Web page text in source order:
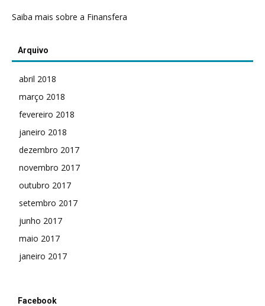
Saiba mais sobre a Finansfera
Arquivo
abril 2018
março 2018
fevereiro 2018
janeiro 2018
dezembro 2017
novembro 2017
outubro 2017
setembro 2017
junho 2017
maio 2017
janeiro 2017
Facebook